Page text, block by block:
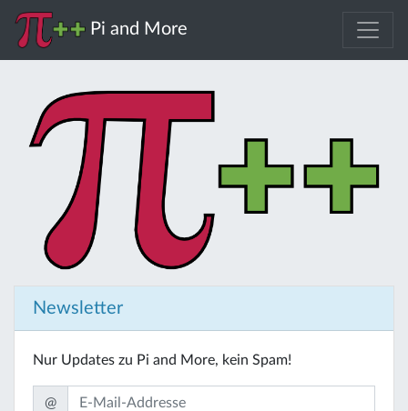
Pi and More
Newsletter
Nur Updates zu Pi and More, kein Spam!
@